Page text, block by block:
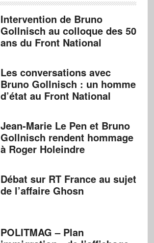
Intervention de Bruno
Gollnisch au colloque des 50
ans du Front National
Les conversations avec
Bruno Gollnisch : un homme
d’état au Front National
Jean-Marie Le Pen et Bruno
Gollnisch rendent hommage
à Roger Holeindre
Débat sur RT France au sujet
de l’affaire Ghosn
POLITMAG – Plan